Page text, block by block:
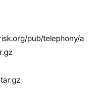
pub/telephony/a